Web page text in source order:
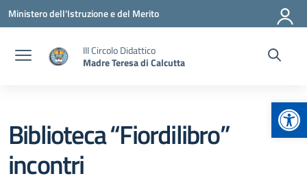
Vai ai contenuti
Vai al menu di navigazione
Vai al footer
Ministero dell'Istruzione e del Merito
III Circolo Didattico
Madre Teresa di Calcutta
Biblioteca “Fiordilibro”
incontri